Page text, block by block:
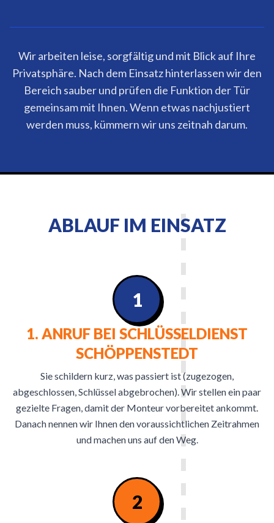
Wir arbeiten leise, sorgfältig und mit Blick auf Ihre
Privatsphäre. Nach dem Einsatz hinterlassen wir den
Bereich sauber und prüfen die Funktion der Tür
gemeinsam mit Ihnen. Wenn etwas nachjustiert
werden muss, kümmern wir uns zeitnah darum.
ABLAUF IM EINSATZ
1. ANRUF BEI SCHLÜSSELDIENST
SCHÖPPENSTEDT
Sie schildern kurz, was passiert ist (zugezogen,
abgeschlossen, Schlüssel abgebrochen). Wir stellen ein paar
gezielte Fragen, damit der Monteur vorbereitet ankommt.
Danach nennen wir Ihnen den voraussichtlichen Zeitrahmen
und machen uns auf den Weg.
1
2